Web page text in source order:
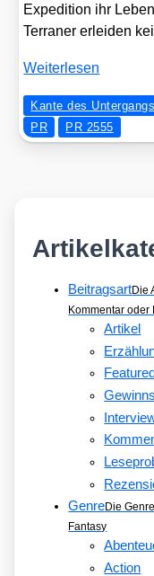
Expe­di­ti­on ihr
Ter­ra­ner erlei­den
Wei­ter­le­sen
Kante des Untergangs
PR
PR 2555
BeitragsartDie
Kommentar oder
Artikel
Featured
GenreDie
Fantasy
Action